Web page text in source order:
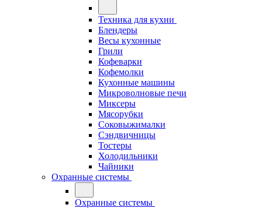
Техника для кухни
Блендеры
Весы кухонные
Грили
Кофеварки
Кофемолки
Кухонные машины
Микроволновые печи
Миксеры
Мясорубки
Соковыжималки
Сэндвичницы
Тостеры
Холодильники
Чайники
Охранные системы
Охранные системы